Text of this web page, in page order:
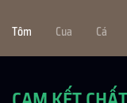
Tôm Cua Cá